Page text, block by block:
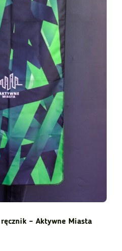
– Aktywne Miasta